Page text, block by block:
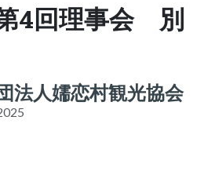
4回理事会 別
法人嬬恋村観光協会